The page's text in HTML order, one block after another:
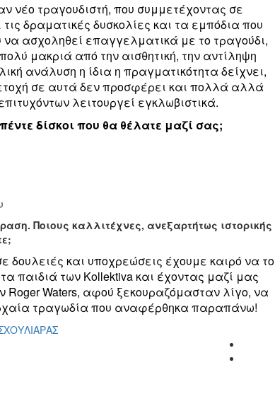
νέο τραγουδιστή, που συμμετέχοντας σε
δραματικές δυσκολίες και τα εμπόδια που
ασχοληθεί επαγγελματικά με το τραγούδι,
μακριά από την αισθητική, την αντίληψη
ανάλυση η ίδια η πραγματικότητα δείχνει,
σε αυτά δεν προσφέρει και πολλά αλλά
λειτουργεί εγκλωβιστικά.
δίσκοι που θα θέλατε μαζί σας;
Ποιους καλλιτέχνες, ανεξαρτήτως ιστορικής
δουλειές και υποχρεώσεις έχουμε καιρό να το
παιδιά των Kollektiva και έχοντας μαζί μας
Roger Waters, αφού ξεκουραζόμασταν λίγο, να
τραγωδία που αναφέρθηκα παραπάνω!
ΧΟΥΛΙΑΡΑΣ